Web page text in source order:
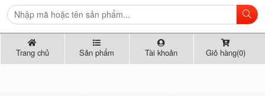
Trang chủ Sản phẩm Tài khoản Giỏ hàng(0)